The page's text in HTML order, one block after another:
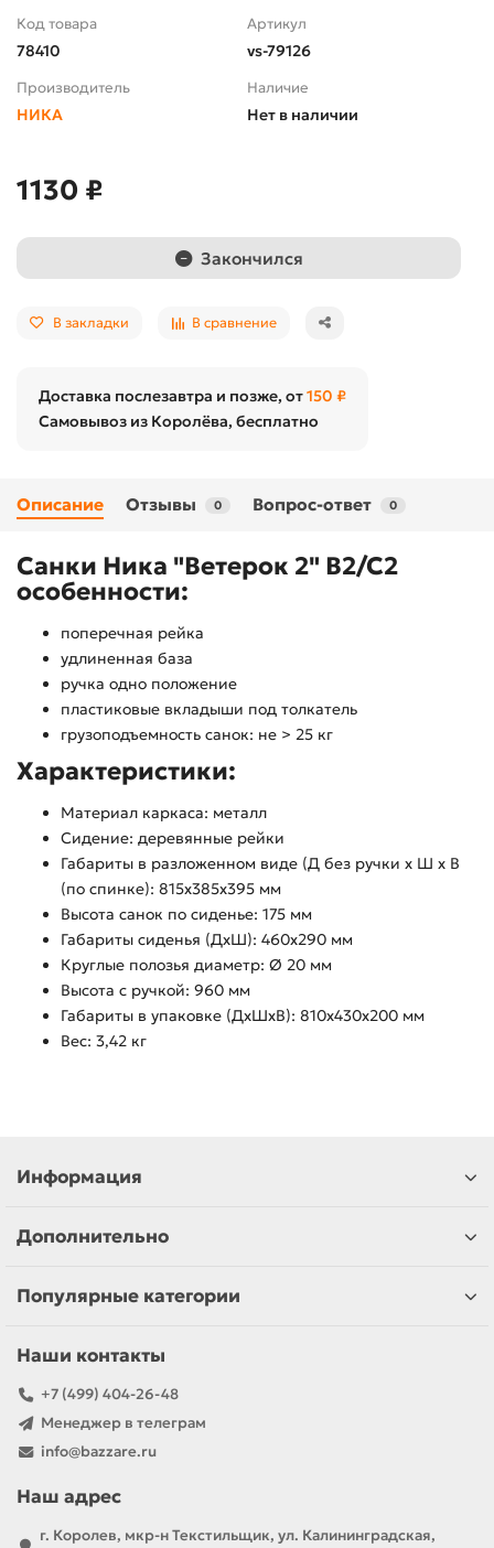
Код товара
78410
Артикул
vs-79126
Производитель
НИКА
Наличие
Нет в наличии
1130 ₽
Закончился
В закладки В сравнение
Доставка послезавтра и позже, от150 ₽
Самовывоз из Королёва, бесплатно
Описание Отзывы 0 Вопрос-ответ 0
Санки Ника "Ветерок 2" В2/С2
особенности:
поперечная рейка
удлиненная база
ручка одно положение
пластиковые вкладыши под толкатель
грузоподъемность санок: не > 25 кг
Характеристики:
Материал каркаса: металл
Сидение: деревянные рейки
Габариты в разложенном виде (Д без ручки х Ш х В
(по спинке): 815х385х395 мм
Высота санок по сиденье: 175 мм
Габариты сиденья (ДхШ): 460х290 мм
Круглые полозья диаметр: Ø 20 мм
Высота с ручкой: 960 мм
Габариты в упаковке (ДхШхВ): 810х430х200 мм
Вес: 3,42 кг
Информация
Дополнительно
Популярные категории
Наши контакты
+7 (499) 404-26-48
Менеджер в телеграм
info@bazzare.ru
Наш адрес
г. Королев, мкр-н Текстильщик, ул. Калининградская,